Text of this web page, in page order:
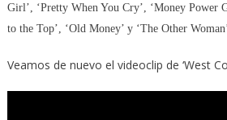
Girl’, ‘Pretty When You Cry’, ‘Money Power
to the Top’, ‘Old Money’ y ‘The Other
Veamos de nuevo el videoclip de ‘West